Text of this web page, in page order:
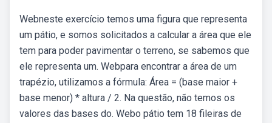
Webneste exercício temos uma figura que representa
um pátio, e somos solicitados a calcular a área que ele
tem para poder pavimentar o terreno, se sabemos que
ele representa um. Webpara encontrar a área de um
trapézio, utilizamos a fórmula: Área = (base maior +
base menor) * altura / 2. Na questão, não temos os
valores das bases do. Webo pátio tem 18 fileiras de